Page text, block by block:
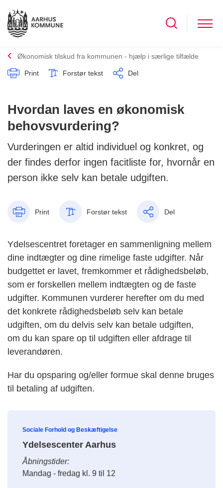
Økonomisk tilskud fra kommunen - hjælp i særlige tilfælde
Print Forstør tekst Del
Hvordan laves en økonomisk
behovsvurdering?
Vurderingen er altid individuel og konkret, og
der findes derfor ingen facitliste for, hvornår en
person ikke selv kan betale udgiften.
Print Forstør tekst Del
Ydelsescentret foretager en sammenligning mellem
dine indtægter og dine rimelige faste udgifter. Når
budgettet er lavet, fremkommer et rådighedsbeløb,
som er forskellen mellem indtægten og de faste
udgifter. Kommunen vurderer herefter om du med
det konkrete rådighedsbeløb selv kan betale
udgiften, om du delvis selv kan betale udgiften,
om du kan spare op til udgiften eller afdrage til
leverandøren.
Har du opsparing og/eller formue skal denne bruges
til betaling af udgiften.
Sociale Forhold og Beskæftigelse
Ydelsescenter Aarhus
Åbningstider:
Mandag - fredag kl. 9 til 12